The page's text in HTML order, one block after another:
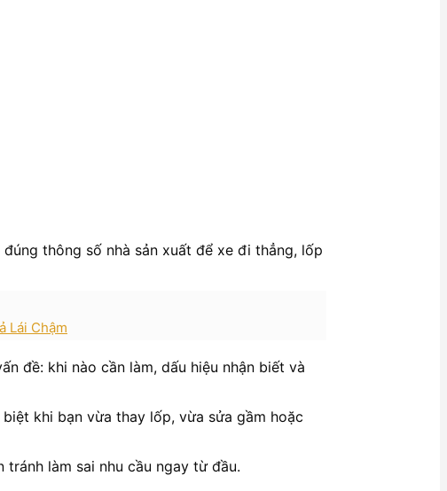
đúng thông số nhà sản xuất để xe đi thẳng, lốp
Lái Chậm
đề: khi nào cần làm, dấu hiệu nhận biết và
khi bạn vừa thay lốp, vừa sửa gầm hoặc
làm sai nhu cầu ngay từ đầu.